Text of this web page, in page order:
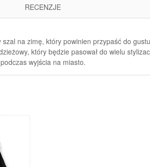
RECENZJE
na zimę, który powinien przypaść do
który będzie pasował do wielu
wyjścia na miasto.